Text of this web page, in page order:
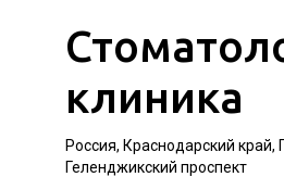
клиника
Россия, Краснодарский край,
Геленджикский проспект